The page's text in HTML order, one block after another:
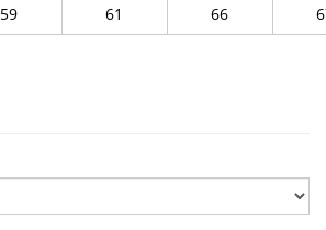
59 61 66